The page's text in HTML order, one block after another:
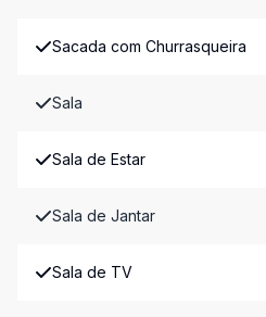
Sacada com Churrasqueira
Sala
Sala de Estar
Sala de Jantar
Sala de TV